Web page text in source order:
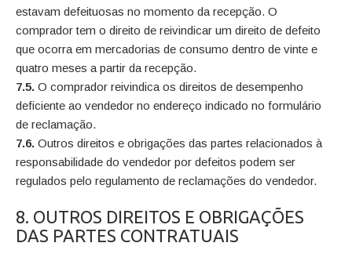
estavam defeituosas no momento da recepção. O
comprador tem o direito de reivindicar um direito de defeito
que ocorra em mercadorias de consumo dentro de vinte e
quatro meses a partir da recepção.
7.5.O comprador reivindica os direitos de desempenho
deficiente ao vendedor no endereço indicado no formulário
de reclamação.
7.6.Outros direitos e obrigações das partes relacionados à
responsabilidade do vendedor por defeitos podem ser
regulados pelo regulamento de reclamações do vendedor.
8. OUTROS DIREITOS E OBRIGAÇÕES
DAS PARTES CONTRATUAIS